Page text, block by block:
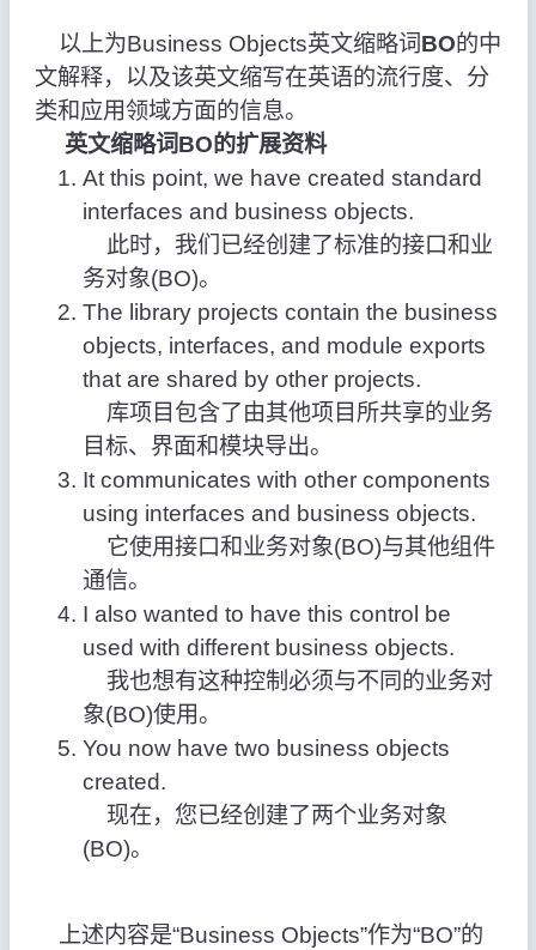
以上为Business Objects英文缩略词 BO的中
文解释，以及该英文缩写在英语的流行度、分
类和应用领域方面的信息。
英文缩略词BO的扩展资料
At this point, we have created standard
interfaces and business objects.
此时，我们已经创建了标准的接口和业
务对象(BO)。
The library projects contain the business
objects, interfaces, and module exports
that are shared by other projects.
库项目包含了由其他项目所共享的业务
目标、界面和模块导出。
It communicates with other components
using interfaces and business objects.
它使用接口和业务对象(BO)与其他组件
通信。
I also wanted to have this control be
used with different business objects.
我也想有这种控制必须与不同的业务对
象(BO)使用。
You now have two business objects
created.
现在，您已经创建了两个业务对象
(BO)。
上述内容是“Business Objects”作为“BO”的